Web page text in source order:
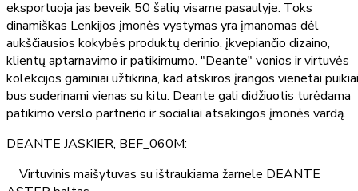
eksportuoja jas beveik 50 šalių visame pasaulyje. Toks
dinamiškas Lenkijos įmonės vystymas yra įmanomas dėl
aukščiausios kokybės produktų derinio, įkvepiančio dizaino,
klientų aptarnavimo ir patikimumo. "Deante" vonios ir virtuvės
kolekcijos gaminiai užtikrina, kad atskiros įrangos vienetai puikiai
bus suderinami vienas su kitu. Deante gali didžiuotis turėdama
patikimo verslo partnerio ir socialiai atsakingos įmonės vardą.
DEANTE JASKIER, BEF_060M:
Virtuvinis maišytuvas su ištraukiama žarnele DEANTE